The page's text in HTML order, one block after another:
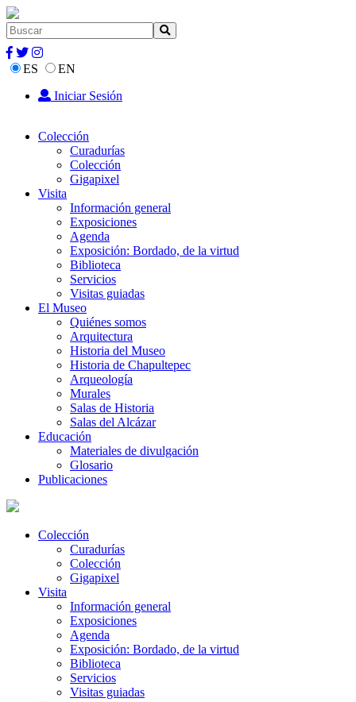
ES
EN
Iniciar Sesión
Colección
Curadurías
Colección
Gigapixel
Visita
Información general
Exposiciones
Agenda
Exposición: Bordado, de la virtud
Biblioteca
Servicios
Visitas guiadas
El Museo
Quiénes somos
Arquitectura
Historia del Museo
Historia de Chapultepec
Arqueología
Murales
Salas de Historia
Salas del Alcázar
Educación
Materiales de divulgación
Glosario
Publicaciones
Colección
Curadurías
Colección
Gigapixel
Visita
Información general
Exposiciones
Agenda
Exposición: Bordado, de la virtud
Biblioteca
Servicios
Visitas guiadas